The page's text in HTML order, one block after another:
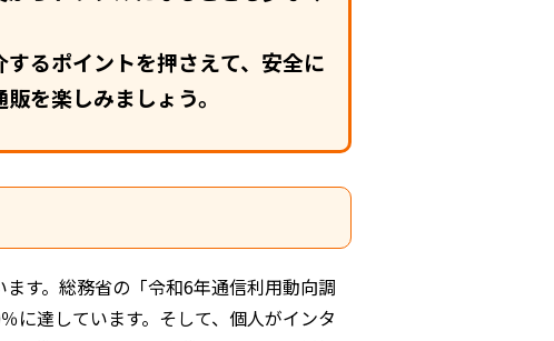
るポイントを押さえて、安全に
を楽しみましょう。
す。総務省の「令和6年通信利用動向調
に達しています。そして、個人がインタ